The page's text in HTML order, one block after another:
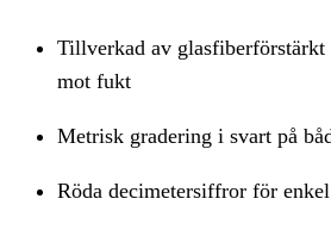
Tillverkad av
mot fukt
Metrisk gradering i svart på
Röda decimetersiffror för